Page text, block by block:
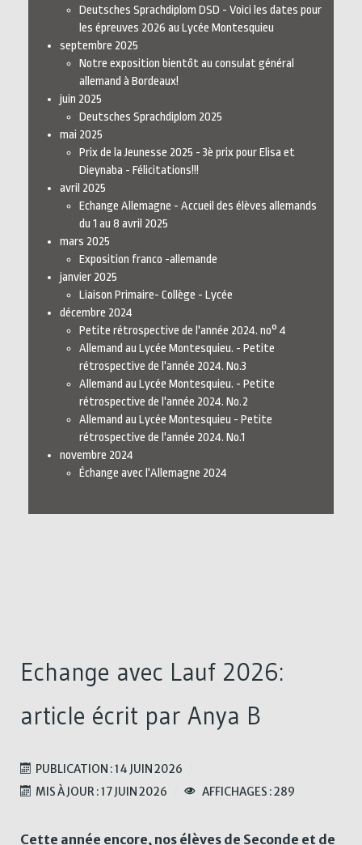
Deutsches Sprachdiplom DSD - Voici les dates pour
les épreuves 2026 au Lycée Montesquieu
septembre 2025
Notre exposition bientôt au consulat général
allemand à Bordeaux!
juin 2025
Deutsches Sprachdiplom 2025
mai 2025
Prix de la Jeunesse 2025 - 3è prix pour Elisa et
Dieynaba - Félicitations!!!
avril 2025
Echange Allemagne - Accueil des élèves allemands
du 1 au 8 avril 2025
mars 2025
Exposition franco -allemande
janvier 2025
Liaison Primaire- Collège - Lycée
décembre 2024
Petite rétrospective de l'année 2024. no° 4
Allemand au Lycée Montesquieu. - Petite
rétrospective de l'année 2024. No.3
Allemand au Lycée Montesquieu. - Petite
rétrospective de l'année 2024. No.2
Allemand au Lycée Montesquieu - Petite
rétrospective de l'année 2024. No.1
novembre 2024
Échange avec l'Allemagne 2024
Echange avec Lauf 2026:
article écrit par Anya B
PUBLICATION : 14 JUIN 2026
MIS À JOUR : 17 JUIN 2026
AFFICHAGES : 289
Cette année encore, nos élèves de Seconde et de